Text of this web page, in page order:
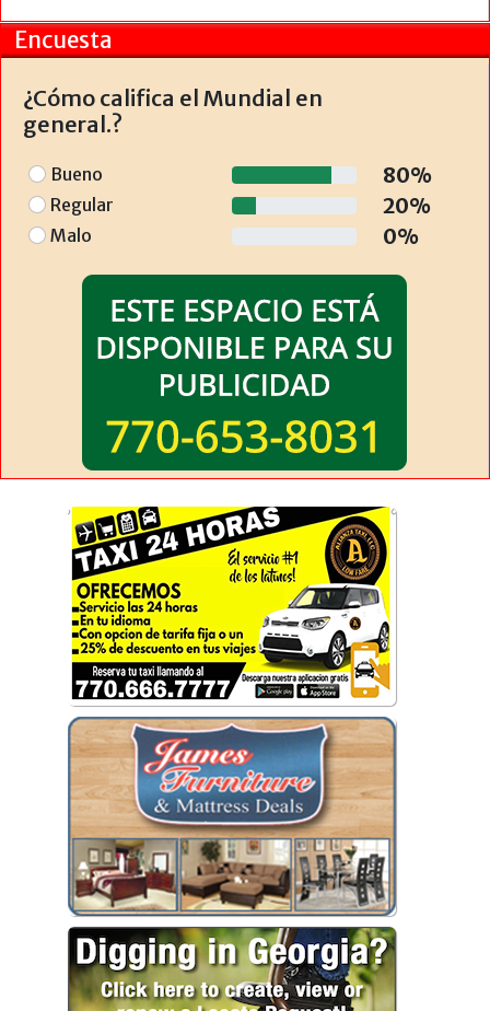
Encuesta
¿Cómo califica el Mundial en
general.?
Bueno 80%
Regular 20%
Malo 0%